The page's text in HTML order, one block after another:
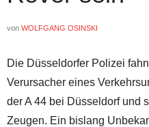
von WOLFGANG OSINSKI
Die Düsseldorfer Polizei
Verursacher eines
der A 44 bei Düsseldorf und
Zeugen. Ein bislang